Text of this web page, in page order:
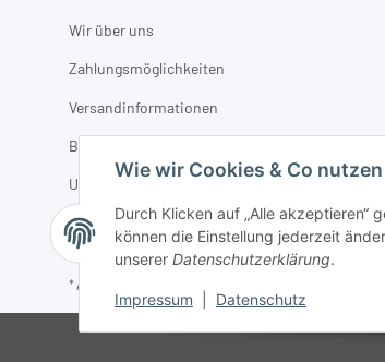
Wie wir Cookies & Co nutzen
Durch Klicken auf „Alle akzeptieren“
können die Einstellung jederzeit
unserer Datenschutzerklärung.
Impressum Datenschutz
Wir über uns
Zahlungsmöglichkeiten
Versandinformationen
B2B-Partner werden
Unsere Marken
POS-Displays & Verkaufsförderung
* Alle Preise zzgl. gesetzlicher USt., zzgl.